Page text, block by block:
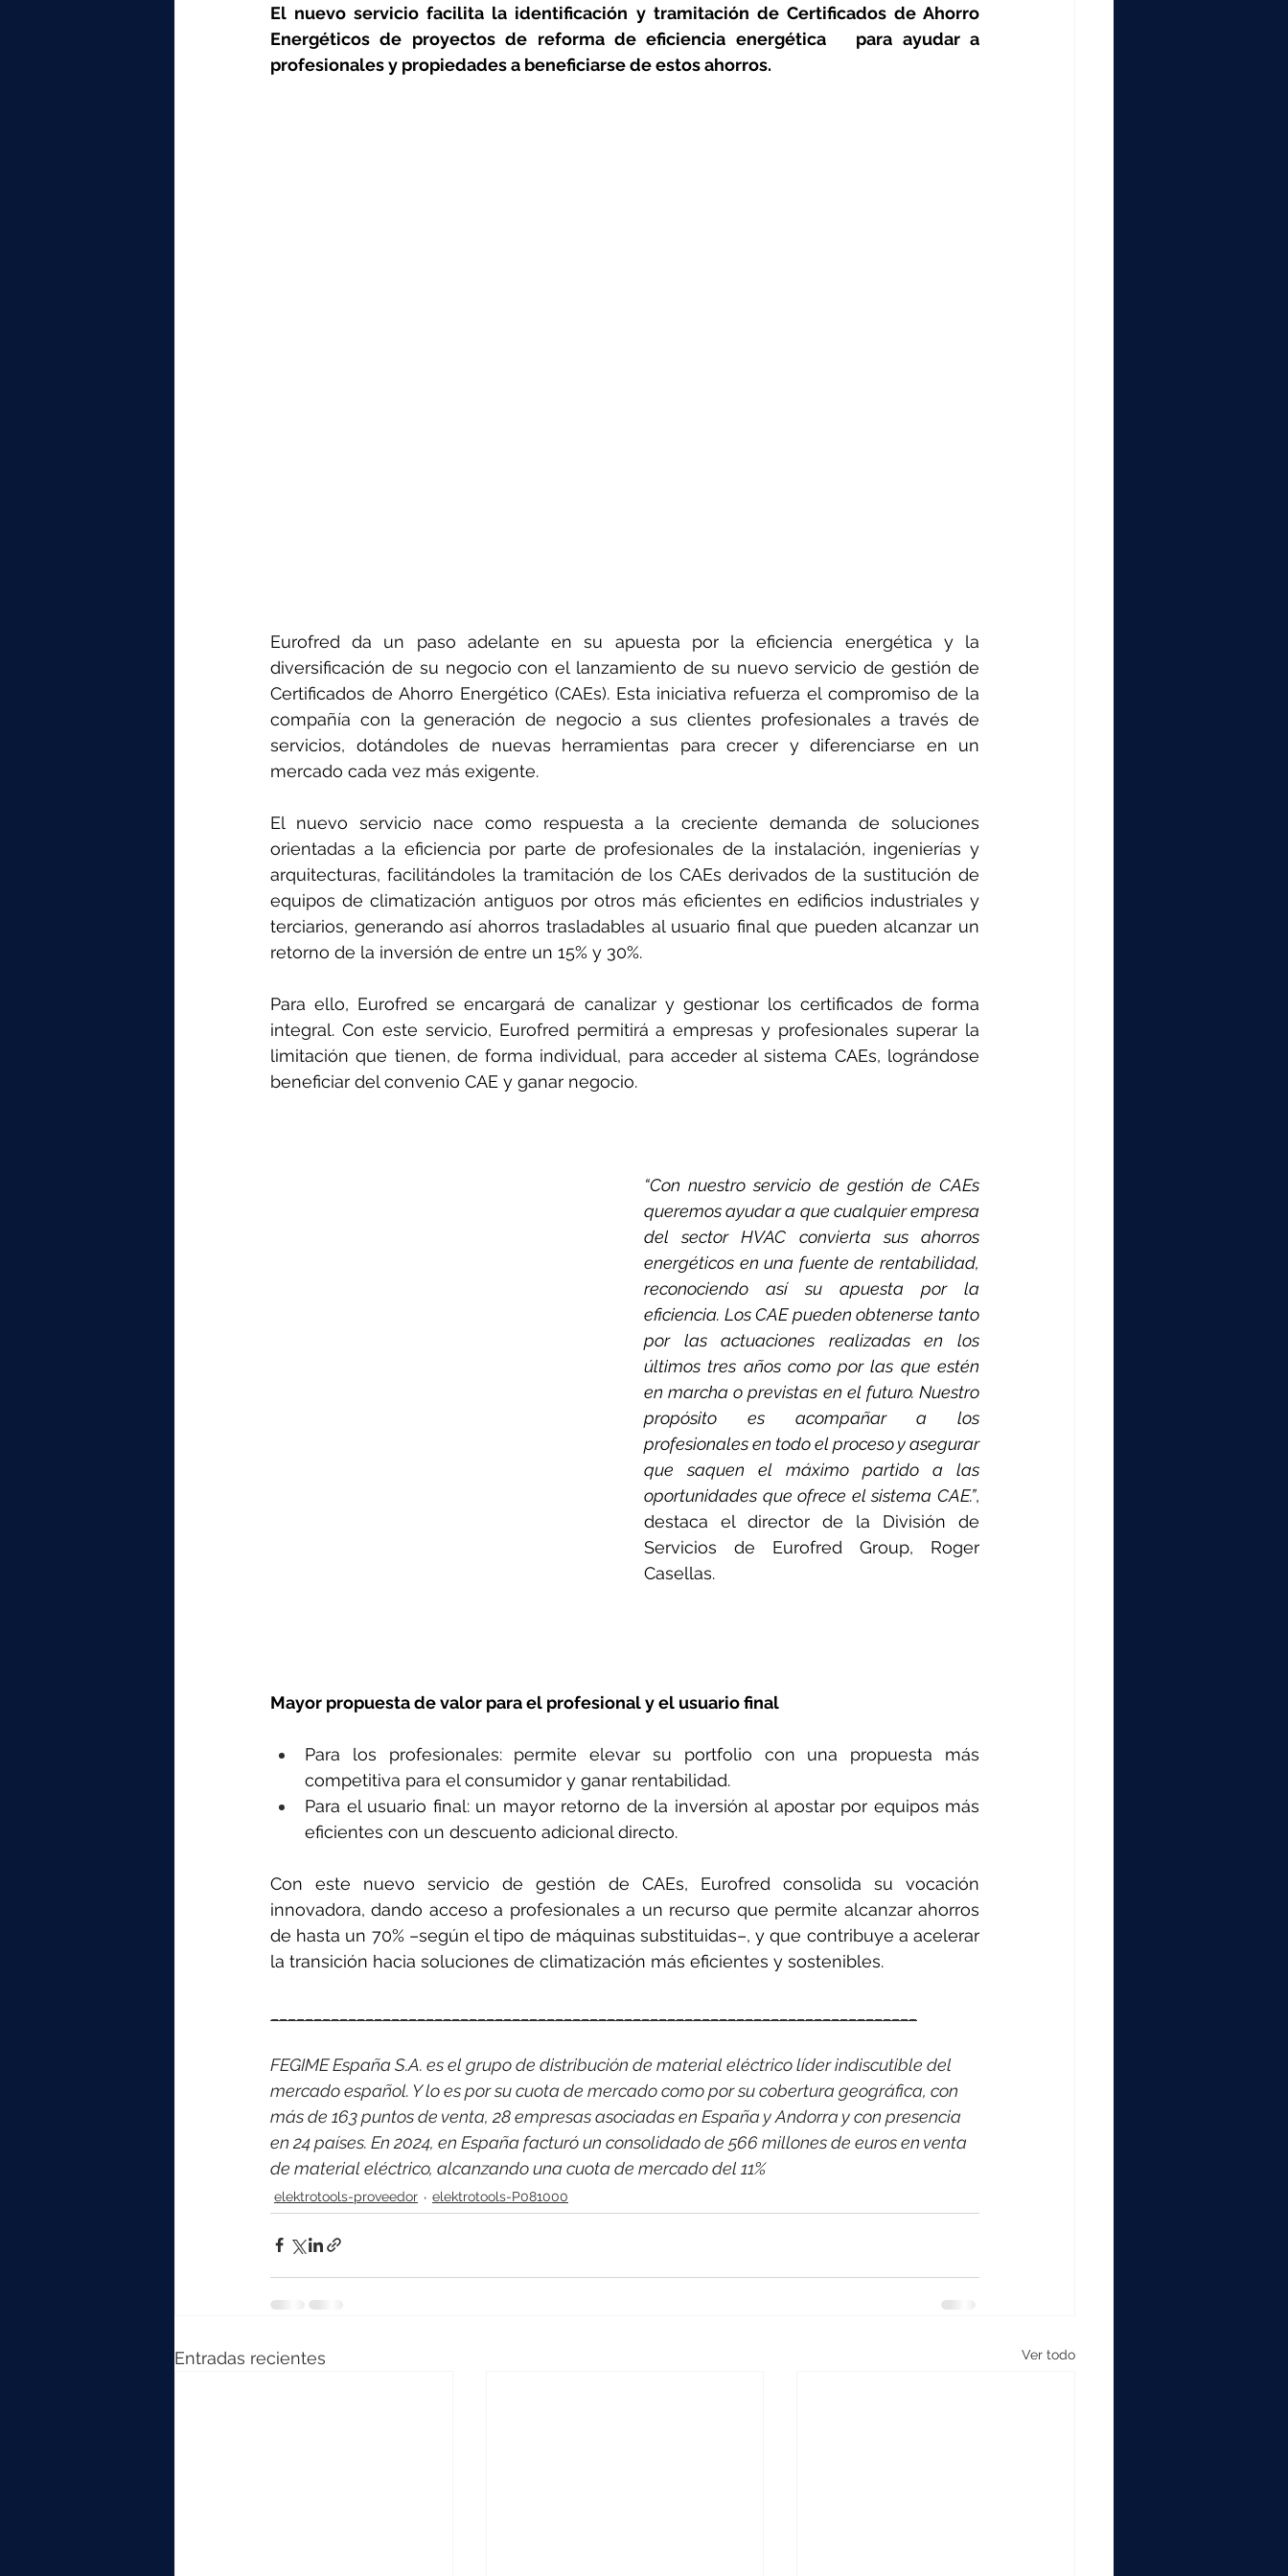
elektrotools-P065000 elektrotools-P040000
El nuevo servicio facilita la identificación y tramitación de Certificados de Ahorro
Energéticos de proyectos de reforma de eficiencia energética   para ayudar a
profesionales y propiedades a beneficiarse de estos ahorros.
Eurofred da un paso adelante en su apuesta por la eficiencia energética y la
diversificación de su negocio con el lanzamiento de su nuevo servicio de gestión de
Certificados de Ahorro Energético (CAEs). Esta iniciativa refuerza el compromiso de la
compañía con la generación de negocio a sus clientes profesionales a través de
servicios, dotándoles de nuevas herramientas para crecer y diferenciarse en un
mercado cada vez más exigente.
El nuevo servicio nace como respuesta a la creciente demanda de soluciones
orientadas a la eficiencia por parte de profesionales de la instalación, ingenierías y
arquitecturas, facilitándoles la tramitación de los CAEs derivados de la sustitución de
equipos de climatización antiguos por otros más eficientes en edificios industriales y
terciarios, generando así ahorros trasladables al usuario final que pueden alcanzar un
retorno de la inversión de entre un 15% y 30%.
Para ello, Eurofred se encargará de canalizar y gestionar los certificados de forma
integral. Con este servicio, Eurofred permitirá a empresas y profesionales superar la
limitación que tienen, de forma individual, para acceder al sistema CAEs, lográndose
beneficiar del convenio CAE y ganar negocio.
“Con nuestro servicio de gestión de CAEs
queremos ayudar a que cualquier empresa
del sector HVAC convierta sus ahorros
energéticos en una fuente de rentabilidad,
reconociendo así su apuesta por la
eficiencia. Los CAE pueden obtenerse tanto
por las actuaciones realizadas en los
últimos tres años como por las que estén
en marcha o previstas en el futuro. Nuestro
propósito es acompañar a los
profesionales en todo el proceso y asegurar
que saquen el máximo partido a las
oportunidades que ofrece el sistema CAE.”,
destaca el director de la División de
Servicios de Eurofred Group, Roger
Casellas.
Mayor propuesta de valor para el profesional y el usuario final
Para los profesionales: permite elevar su portfolio con una propuesta más
competitiva para el consumidor y ganar rentabilidad.
Para el usuario final: un mayor retorno de la inversión al apostar por equipos más
eficientes con un descuento adicional directo.
Con este nuevo servicio de gestión de CAEs, Eurofred consolida su vocación
innovadora, dando acceso a profesionales a un recurso que permite alcanzar ahorros
de hasta un 70% –según el tipo de máquinas substituidas–, y que contribuye a acelerar
la transición hacia soluciones de climatización más eficientes y sostenibles.
FEGIME España S.A. es el grupo de distribución de material eléctrico líder indiscutible del
mercado español. Y lo es por su cuota de mercado como por su cobertura geográfica, con
más de 163 puntos de venta, 28 empresas asociadas en España y Andorra y con presencia
en 24 países. En 2024, en España facturó un consolidado de 566 millones de euros en venta
de material eléctrico, alcanzando una cuota de mercado del 11%
elektrotools-proveedor elektrotools-P081000
Entradas recientes Ver todo